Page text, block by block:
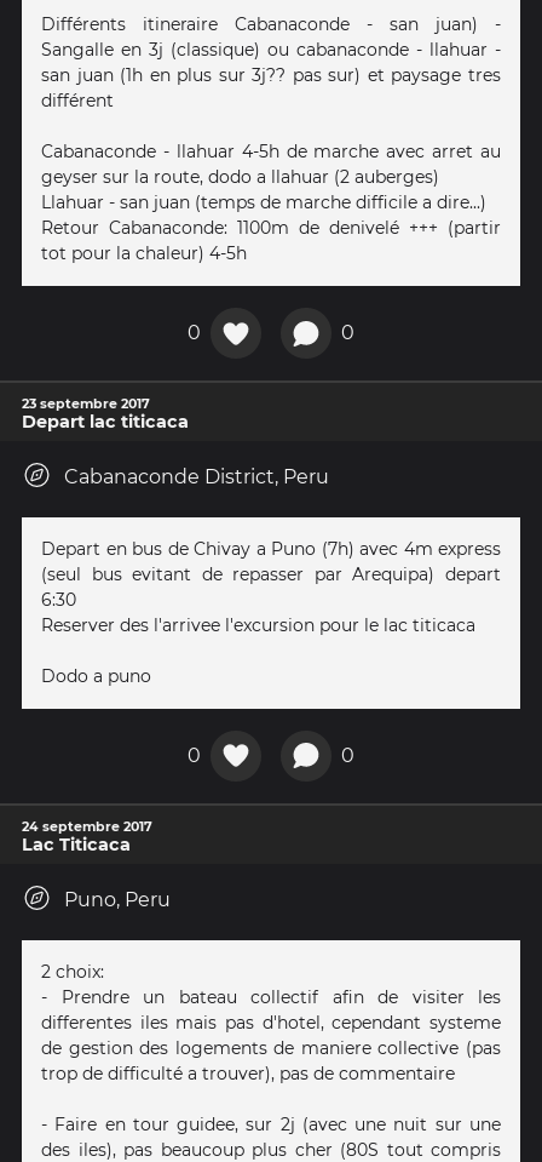
Différents itineraire Cabanaconde - san juan) -
Sangalle en 3j (classique) ou cabanaconde - llahuar -
san juan (1h en plus sur 3j?? pas sur) et paysage tres
différent
Cabanaconde - llahuar 4-5h de marche avec arret au
geyser sur la route, dodo a llahuar (2 auberges)
Llahuar - san juan (temps de marche difficile a dire...)
Retour Cabanaconde: 1100m de denivelé +++ (partir
tot pour la chaleur) 4-5h
0 0
23 septembre 2017
Depart lac titicaca
Cabanaconde District, Peru
Depart en bus de Chivay a Puno (7h) avec 4m express
(seul bus evitant de repasser par Arequipa) depart
6:30
Reserver des l'arrivee l'excursion pour le lac titicaca
Dodo a puno
0 0
24 septembre 2017
Lac Titicaca
Puno, Peru
2 choix:
- Prendre un bateau collectif afin de visiter les
differentes iles mais pas d'hotel, cependant systeme
de gestion des logements de maniere collective (pas
trop de difficulté a trouver), pas de commentaire
- Faire en tour guidee, sur 2j (avec une nuit sur une
des iles), pas beaucoup plus cher (80S tout compris